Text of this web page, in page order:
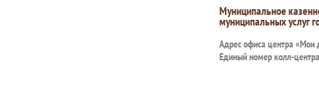
Муниципальное
муниципальных услуг
Адрес офиса центра «Мои
Единый номер колл-